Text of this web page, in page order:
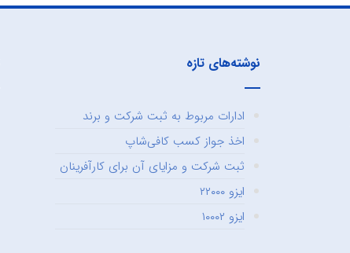
نوشته‌های تازه
ادارات مربوط به ثبت شرکت و برند
اخذ جواز کسب کافی‌شاپ
ثبت شرکت و مزایای آن برای کارآفرینان
ایزو ۲۲۰۰۰
ایزو ۱۰۰۰۲